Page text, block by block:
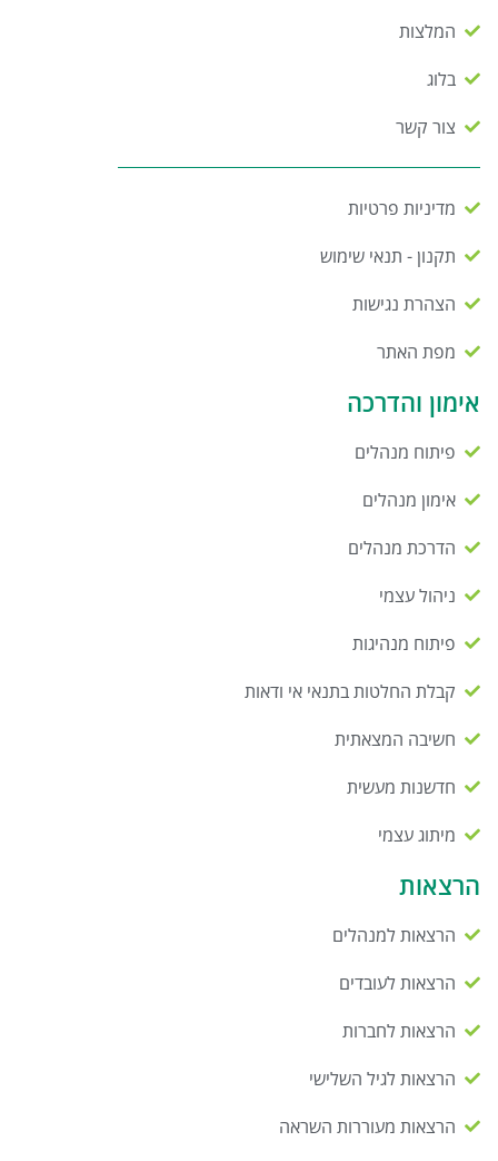
המלצות
בלוג
צור קשר
מדיניות פרטיות
תקנון - תנאי שימוש
הצהרת נגישות
מפת האתר
אימון והדרכה
פיתוח מנהלים
אימון מנהלים
הדרכת מנהלים
ניהול עצמי
פיתוח מנהיגות
קבלת החלטות בתנאי אי ודאות
חשיבה המצאתית
חדשנות מעשית
מיתוג עצמי
הרצאות
הרצאות למנהלים
הרצאות לעובדים
הרצאות לחברות
הרצאות לגיל השלישי
הרצאות מעוררות השראה